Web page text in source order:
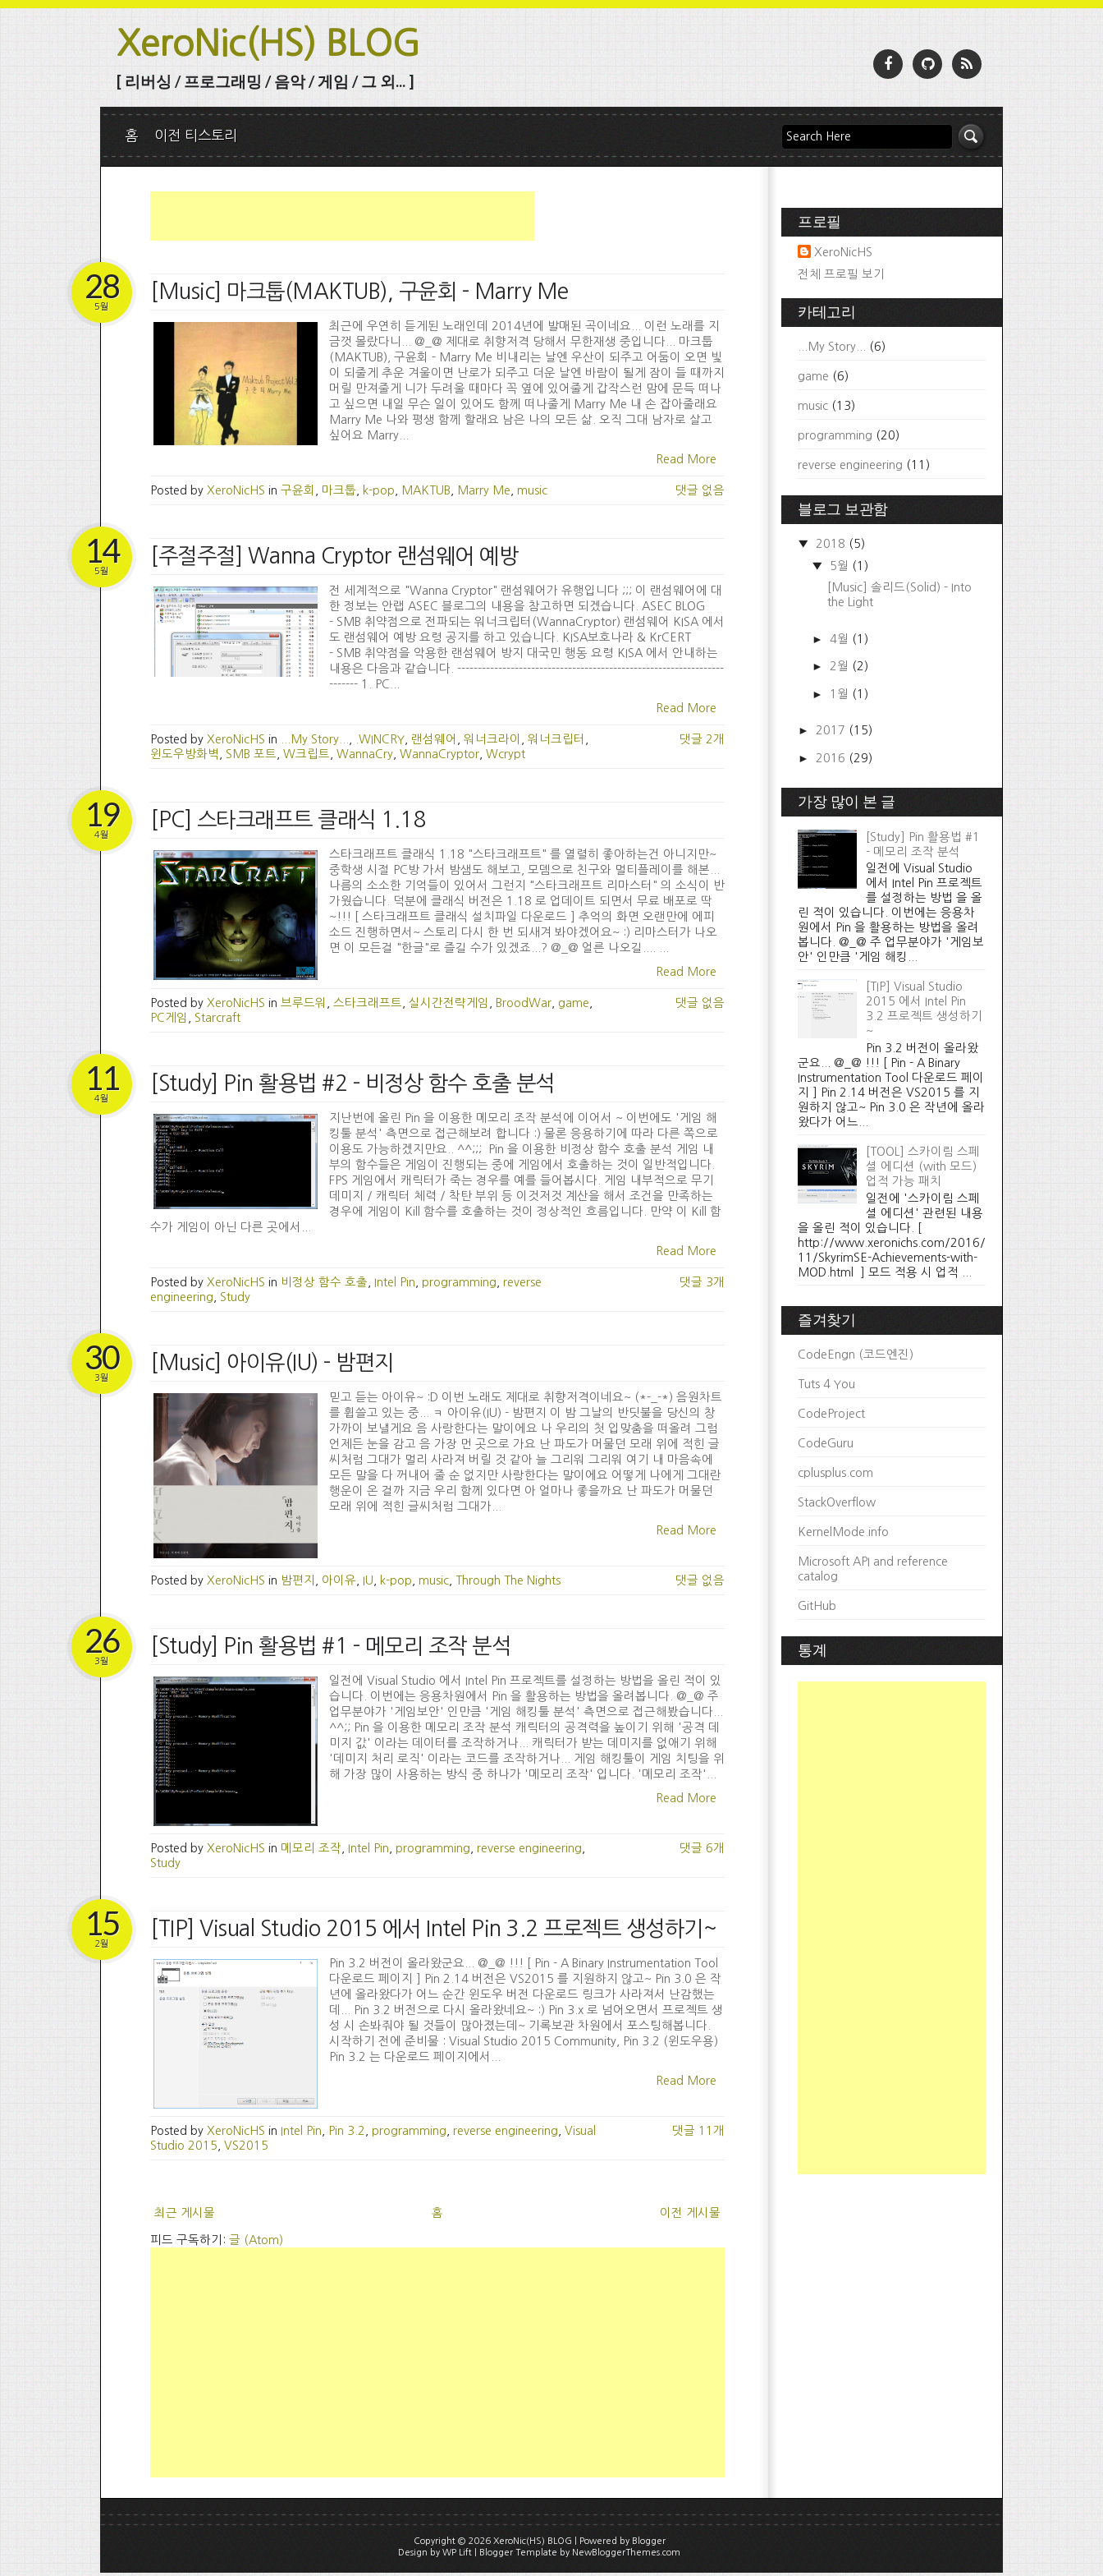
XeroNic(HS) BLOG
[ 리버싱 / 프로그래밍 / 음악 / 게임 / 그 외... ]
홈 이전 티스토리
[Music] 마크툽(MAKTUB), 구윤회 - Marry Me
28
5월
최근에 우연히 듣게된 노래인데 2014년에 발매된 곡이네요... 이런 노래를 지
금껏 몰랐다니... @_@ 제대로 취향저격 당해서 무한재생 중입니다... 마크툽
(MAKTUB), 구윤회 - Marry Me 비내리는 날엔 우산이 되주고 어둠이 오면 빛
이 되줄게 추운 겨울이면 난로가 되주고 더운 날엔 바람이 될게 잠이 들 때까지
머릴 만져줄게 니가 두려울 때마다 꼭 옆에 있어줄게 갑작스런 맘에 문득 떠나
고 싶으면 내일 무슨 일이 있어도 함께 떠나줄게 Marry Me 내 손 잡아줄래요
Marry Me 나와 평생 함께 할래요 남은 나의 모든 삶. 오직 그대 남자로 살고
싶어요 Marry...
Read More
Posted by XeroNicHS in 구윤회 마크툽 k-pop MAKTUB Marry Me music 댓글 없음
[주절주절] Wanna Cryptor 랜섬웨어 예방
14
5월
전 세계적으로 "Wanna Cryptor" 랜섬웨어가 유행입니다 ;;; 이 랜섬웨어에 대
한 정보는 안랩 ASEC 블로그의 내용을 참고하면 되겠습니다. ASEC BLOG
- SMB 취약점으로 전파되는 워너크립터(WannaCryptor) 랜섬웨어 KISA 에서
도 랜섬웨어 예방 요령 공지를 하고 있습니다. KISA보호나라 & KrCERT
- SMB 취약점을 악용한 랜섬웨어 방지 대국민 행동 요령 KISA 에서 안내하는
내용은 다음과 같습니다. -----------------------------------------------------------------
------- 1. PC...
Read More
Posted by XeroNicHS in ...My Story... .WINCRY 랜섬웨어 워너크라이 워너크립터
윈도우방화벽
SMB 포트 W크립트 WannaCry WannaCryptor Wcrypt
댓글 2개
[PC] 스타크래프트 클래식 1.18
19
4월
스타크래프트 클래식 1.18 "스타크래프트" 를 열렬히 좋아하는건 아니지만~
중학생 시절 PC방 가서 밤샘도 해보고, 모뎀으로 친구와 멀티플레이를 해본...
나름의 소소한 기억들이 있어서 그런지 "스타크래프트 리마스터" 의 소식이 반
가웠습니다. 덕분에 클래식 버전은 1.18 로 업데이트 되면서 무료 배포로 딱
~!!! [ 스타크래프트 클래식 설치파일 다운로드 ] 추억의 화면 오랜만에 에피
소드 진행하면서~ 스토리 다시 한 번 되새겨 봐야겠어요~ :) 리마스터가 나오
면 이 모든걸 "한글"로 즐길 수가 있겠죠...? @_@ 얼른 나오길.... ...
Read More
Posted by XeroNicHS in 브루드워 스타크래프트 실시간전략게임 BroodWar game
PC게임
Starcraft
댓글 없음
[Study] Pin 활용법 #2 - 비정상 함수 호출 분석
11
4월
지난번에 올린 Pin 을 이용한 메모리 조작 분석에 이어서 ~ 이번에도 '게임 해
킹툴 분석' 측면으로 접근해보려 합니다 :) 물론 응용하기에 따라 다른 쪽으로
이용도 가능하겠지만요.. ^^;;; Pin 을 이용한 비정상 함수 호출 분석 게임 내
부의 함수들은 게임이 진행되는 중에 게임에서 호출하는 것이 일반적입니다.
FPS 게임에서 캐릭터가 죽는 경우를 예를 들어봅시다. 게임 내부적으로 무기
데미지 / 캐릭터 체력 / 착탄 부위 등 이것저것 계산을 해서 조건을 만족하는
경우에 게임이 Kill 함수를 호출하는 것이 정상적인 흐름입니다. 만약 이 Kill 함
수가 게임이 아닌 다른 곳에서...
Read More
Posted by XeroNicHS in 비정상 함수 호출 Intel Pin programming
reverse
engineering
Study
댓글 3개
[Music] 아이유(IU) - 밤편지
30
3월
믿고 듣는 아이유~ :D 이번 노래도 제대로 취향저격이네요~ (*-_-*) 음원차트
를 휩쓸고 있는 중... ㅋ 아이유(IU) - 밤편지 이 밤 그날의 반딧불을 당신의 창
가까이 보낼게요 음 사랑한다는 말이에요 나 우리의 첫 입맞춤을 떠올려 그럼
언제든 눈을 감고 음 가장 먼 곳으로 가요 난 파도가 머물던 모래 위에 적힌 글
씨처럼 그대가 멀리 사라져 버릴 것 같아 늘 그리워 그리워 여기 내 마음속에
모든 말을 다 꺼내어 줄 순 없지만 사랑한다는 말이에요 어떻게 나에게 그대란
행운이 온 걸까 지금 우리 함께 있다면 아 얼마나 좋을까요 난 파도가 머물던
모래 위에 적힌 글씨처럼 그대가...
Read More
Posted by XeroNicHS in 밤편지 아이유 IU k-pop music Through The Nights 댓글 없음
[Study] Pin 활용법 #1 - 메모리 조작 분석
26
3월
일전에 Visual Studio 에서 Intel Pin 프로젝트를 설정하는 방법을 올린 적이 있
습니다. 이번에는 응용차원에서 Pin 을 활용하는 방법을 올려봅니다. @_@ 주
업무분야가 '게임보안' 인만큼 '게임 해킹툴 분석' 측면으로 접근해봤습니다...
^^;; Pin 을 이용한 메모리 조작 분석 캐릭터의 공격력을 높이기 위해 '공격 데
미지 값' 이라는 데이터를 조작하거나... 캐릭터가 받는 데미지를 없애기 위해
'데미지 처리 로직' 이라는 코드를 조작하거나... 게임 해킹툴이 게임 치팅을 위
해 가장 많이 사용하는 방식 중 하나가 '메모리 조작' 입니다. '메모리 조작'...
Read More
Posted by XeroNicHS in 메모리 조작 Intel Pin programming reverse engineering
Study
댓글 6개
[TIP] Visual Studio 2015 에서 Intel Pin 3.2 프로젝트 생성하기~
15
2월
Pin 3.2 버전이 올라왔군요... @_@ !!! [ Pin - A Binary Instrumentation Tool
다운로드 페이지 ] Pin 2.14 버전은 VS2015 를 지원하지 않고~ Pin 3.0 은 작
년에 올라왔다가 어느 순간 윈도우 버전 다운로드 링크가 사라져서 난감했는
데... Pin 3.2 버전으로 다시 올라왔네요~ :) Pin 3.x 로 넘어오면서 프로젝트 생
성 시 손봐줘야 될 것들이 많아졌는데~ 기록보관 차원에서 포스팅해봅니다.
시작하기 전에 준비물 : Visual Studio 2015 Community, Pin 3.2 (윈도우용)
Pin 3.2 는 다운로드 페이지에서...
Read More
Posted by XeroNicHS in Intel Pin Pin 3.2 programming reverse engineering
Visual
Studio 2015
VS2015
댓글 11개
최근 게시물 이전 게시물
홈
피드 구독하기: 글 (Atom)
프로필
XeroNicHS
전체 프로필 보기
카테고리
...My Story... (6)
game (6)
music (13)
programming (20)
reverse engineering (11)
블로그 보관함
▼ 2018 (5)
▼
5월 (1)
[Music] 솔리드(Solid) - Into
the Light
►4월 (1)
► 2월 (2)
► 1월 (1)
► 2017 (15)
► 2016 (29)
가장 많이 본 글
[Study] Pin 활용법 #1
- 메모리 조작 분석
일전에 Visual Studio
에서 Intel Pin 프로젝트
를 설정하는 방법 을 올
린 적이 있습니다. 이번에는 응용차
원에서 Pin 을 활용하는 방법을 올려
봅니다. @_@ 주 업무분야가 '게임보
안' 인만큼 '게임 해킹...
[TIP] Visual Studio
2015 에서 Intel Pin
3.2 프로젝트 생성하기
~
Pin 3.2 버전이 올라왔
군요... @_@ !!! [ Pin - A Binary
Instrumentation Tool 다운로드 페이
지 ] Pin 2.14 버전은 VS2015 를 지
원하지 않고~ Pin 3.0 은 작년에 올라
왔다가 어느...
[TOOL] 스카이림 스페
셜 에디션 (with 모드)
업적 가능 패치
일전에 '스카이림 스페
셜 에디션' 관련된 내용
을 올린 적이 있습니다. [
http://www.xeronichs.com/2016/
11/SkyrimSE-Achievements-with-
MOD.html ] 모드 적용 시 업적 ...
즐겨찾기
CodeEngn (코드엔진)
Tuts 4 You
CodeProject
CodeGuru
cplusplus.com
StackOverflow
KernelMode.info
Microsoft API and reference
catalog
GitHub
통계
Copyright © 2026 XeroNic(HS) BLOG | Powered by Blogger
Design by WP Lift | Blogger Template by NewBloggerThemes.com